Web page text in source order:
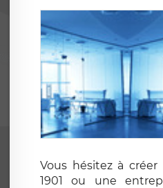
Vous hésitez à
1901 ou une